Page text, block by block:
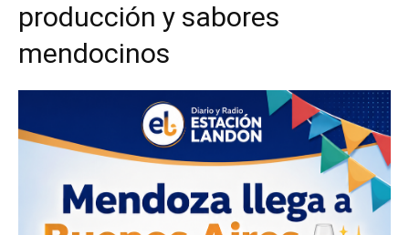
producción y sabores
mendocinos